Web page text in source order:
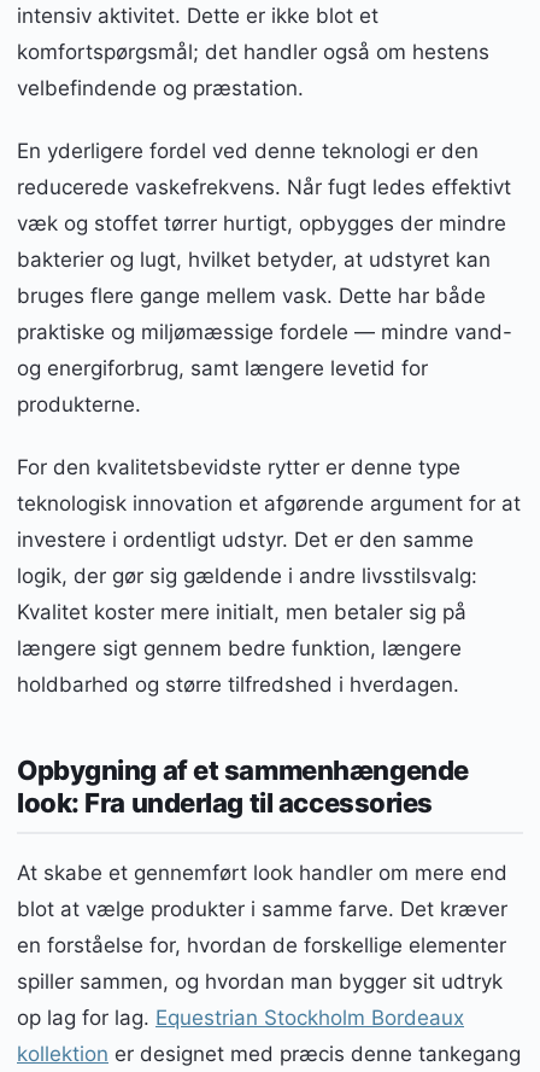
intensiv aktivitet. Dette er ikke blot et
komfortspørgsmål; det handler også om hestens
velbefindende og præstation.
En yderligere fordel ved denne teknologi er den
reducerede vaskefrekvens. Når fugt ledes effektivt
væk og stoffet tørrer hurtigt, opbygges der mindre
bakterier og lugt, hvilket betyder, at udstyret kan
bruges flere gange mellem vask. Dette har både
praktiske og miljømæssige fordele — mindre vand-
og energiforbrug, samt længere levetid for
produkterne.
For den kvalitetsbevidste rytter er denne type
teknologisk innovation et afgørende argument for at
investere i ordentligt udstyr. Det er den samme
logik, der gør sig gældende i andre livsstilsvalg:
Kvalitet koster mere initialt, men betaler sig på
længere sigt gennem bedre funktion, længere
holdbarhed og større tilfredshed i hverdagen.
Opbygning af et sammenhængende
look: Fra underlag til accessories
At skabe et gennemført look handler om mere end
blot at vælge produkter i samme farve. Det kræver
en forståelse for, hvordan de forskellige elementer
spiller sammen, og hvordan man bygger sit udtryk
op lag for lag. Equestrian Stockholm Bordeaux
kollektion er designet med præcis denne tankegang